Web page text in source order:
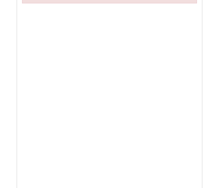
Failed to initialize plugin: wplink